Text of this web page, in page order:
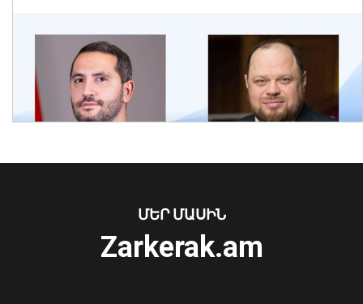
Սուրբ Աննա եկեղեցում մասնակցել եմ
սուրբ և անմահ պատարագի․
Ուկրաինայի Գերագույն Ռադայի
նախագահը շնորհավորել է ՀՀ ԱԺ
ՄԵՐ ՄԱՍԻՆ
Zarkerak.am